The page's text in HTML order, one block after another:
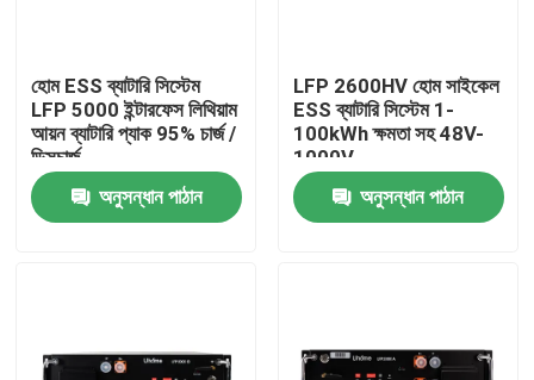
হোম ESS ব্যাটারি সিস্টেম
LFP 5000 ইন্টারফেস লিথিয়াম
আয়ন ব্যাটারি প্যাক 95% চার্জ /
ডিসচার্জ
অনুসন্ধান পাঠান
LFP 2600HV হোম সাইকেল
ESS ব্যাটারি সিস্টেম 1-
100kWh ক্ষমতা সহ 48V-
1000V
অনুসন্ধান পাঠান